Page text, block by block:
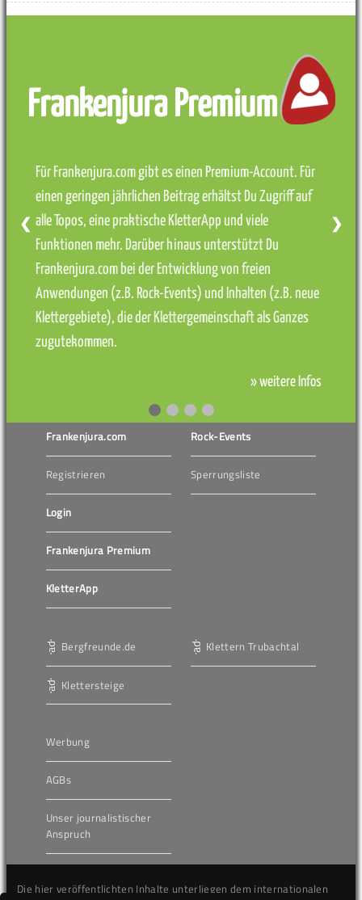
Frankenjura Premium
Für Frankenjura.com gibt es einen Premium-Account. Für
einen geringen jährlichen Beitrag erhältst Du Zugriff auf
alle Topos, eine praktische KletterApp und viele
Funktionen mehr. Darüber hinaus unterstützt Du
Frankenjura.com bei der Entwicklung von freien
Anwendungen (z.B. Rock-Events) und Inhalten (z.B. neue
Klettergebiete), die der Klettergemeinschaft als Ganzes
zugutekommen.
» weitere Infos
❮ ❯
Frankenjura.com
Registrieren
Login
Frankenjura Premium
KletterApp
Rock-Events
Sperrungsliste
Bergfreunde.de
Klettersteige
Klettern Trubachtal
Werbung
AGBs
Unser journalistischer
Anspruch
Die hier veröffentlichten Inhalte unterliegen dem internationalen